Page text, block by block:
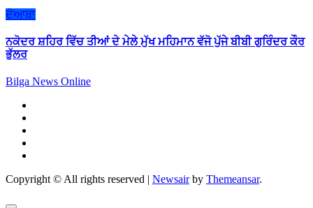
ਦੋਆਬਾ
ਨਕੋਦਰ ਸ਼ਹਿਰ ਵਿੱਚ ਤੀਆਂ ਦੇ ਮੇਲੇ ਮੁੱਖ ਮਹਿਮਾਨ ਵੱਜੋ ਪੁੱਜੇ ਬੀਬੀ ਗੁਰਿੰਦਰ ਕੌਰ
ਭੁੱਲਰ
Bilga News Online
Copyright © All rights reserved | Newsairby Themeansar.